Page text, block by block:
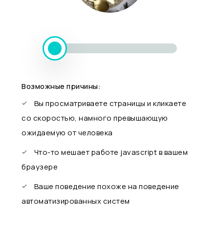
Возможные причины:
Вы просматриваете страницы и кликаете
со скоростью, намного превышающую
ожидаемую от человека
Что-то мешает работе javascript в вашем
браузере
Ваше поведение похоже на поведение
автоматизированных систем